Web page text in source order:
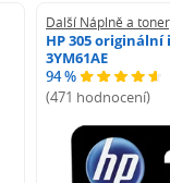
Další Náplně a
HP 305
3YM61AE
94 %
(471 hodnocení)